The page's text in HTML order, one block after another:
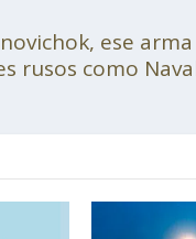
novichok, ese
rusos como